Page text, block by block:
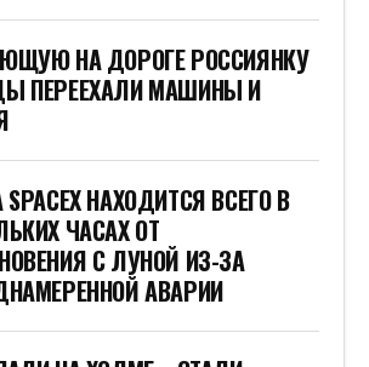
НА ДОРОГЕ РОССИЯНКУ
ПЕРЕЕХАЛИ МАШИНЫ И
SPACEX НАХОДИТСЯ ВСЕГО В
ЧАСАХ ОТ
С ЛУНОЙ ИЗ-ЗА
АВАРИИ